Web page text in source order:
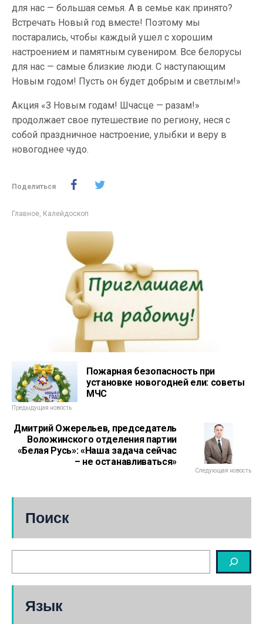
для нас — большая семья. А в семье как принято?
Встречать Новый год вместе! Поэтому мы
постарались, чтобы каждый ушел с хорошим
настроением и памятным сувениром. Все белорусы
для нас — самые близкие люди. С наступающим
Новым годом! Пусть он будет добрым и светлым!»
Акция «З Новым годам! Шчасце — разам!»
продолжает свое путешествие по региону, неся с
собой праздничное настроение, улыбки и веру в
новогоднее чудо.
Поделиться
Главное, Калейдоскоп
Пожарная безопасность при
установке новогодней ели: советы
МЧС
Предыдущая новость
Дмитрий Ожерельев, председатель
Воложинского отделения партии
«Белая Русь»: «Наша задача сейчас
– не останавливаться»
Следующая новость
Поиск
Язык